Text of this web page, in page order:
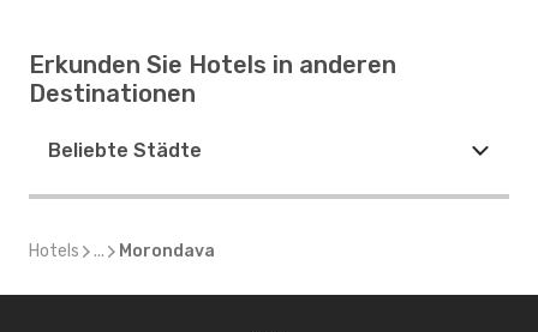
Erkunden Sie Hotels in anderen
Destinationen
Beliebte Städte
Hotels ... Morondava